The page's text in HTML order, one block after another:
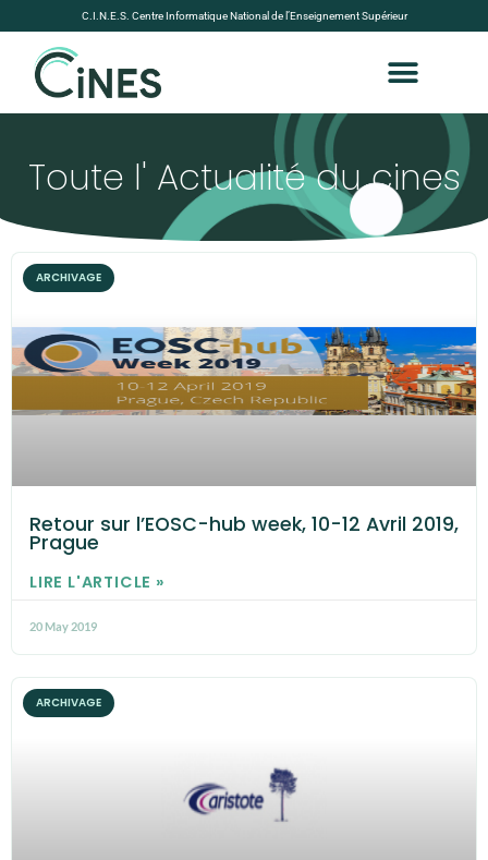
C.I.N.E.S. Centre Informatique National de l’Enseignement Supérieur
Toute l' Actualité du cines
ARCHIVAGE
Retour sur l’EOSC-hub week, 10-12 Avril 2019,
Prague
LIRE L'ARTICLE »
20 May 2019
ARCHIVAGE